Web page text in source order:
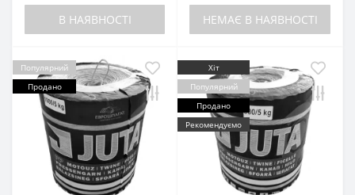
В НАЯВНОСТІ НЕМАЄ В НАЯВНОСТІ
Популярний
Продано
Хіт
Популярний
Продано
Рекомендуємо